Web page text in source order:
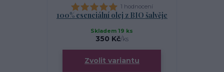
1 hodnocení
100% esenciální olej z BIO šalvěje
350 Kč/ks
Skladem 19 ks
Zvolit variantu